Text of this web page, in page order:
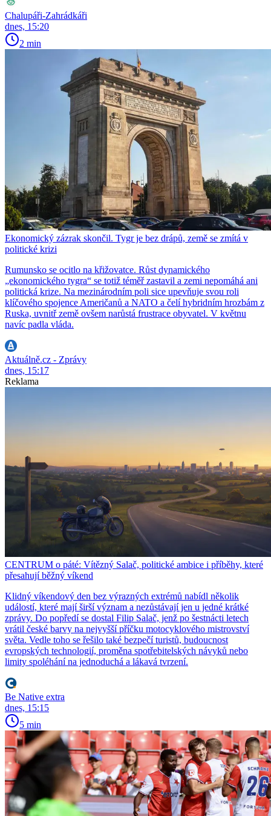
Chalupáři-Zahrádkáři
dnes, 15:20
2 min
Ekonomický zázrak skončil. Tygr je bez drápů, země se zmítá v
politické krizi
Rumunsko se ocitlo na křižovatce. Růst dynamického
„ekonomického tygra“ se totiž téměř zastavil a zemi nepomáhá ani
politická krize. Na mezinárodním poli sice upevňuje svou roli
klíčového spojence Američanů a NATO a čelí hybridním hrozbám z
Ruska, uvnitř země ovšem narůstá frustrace obyvatel. V květnu
navíc padla vláda.
Aktuálně.cz - Zprávy
dnes, 15:17
Reklama
CENTRUM o páté: Vítězný Salač, politické ambice i příběhy, které
přesahují běžný víkend
Klidný víkendový den bez výrazných extrémů nabídl několik
událostí, které mají širší význam a nezůstávají jen u jedné krátké
zprávy. Do popředí se dostal Filip Salač, jenž po šestnácti letech
vrátil české barvy na nejvyšší příčku motocyklového mistrovství
světa. Vedle toho se řešilo také bezpečí turistů, budoucnost
evropských technologií, proměna spotřebitelských návyků nebo
limity spoléhání na jednoduchá a lákavá tvrzení.
Be Native extra
dnes, 15:15
5 min